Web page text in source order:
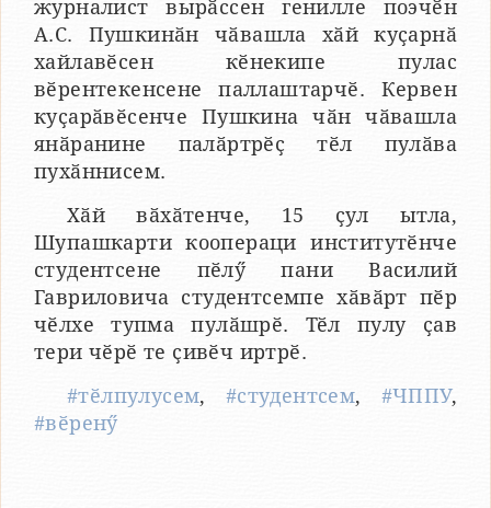
журналист вырӑссен генилле поэчӗн
А.С. Пушкинӑн чӑвашла хӑй куҫарнӑ
хайлавӗсен кӗнекипе пулас
вӗрентекенсене паллаштарчӗ. Кервен
куҫарӑвӗсенче Пушкина чӑн чӑвашла
янӑранине палӑртрӗҫ тӗл пулӑва
пухӑннисем.
Хӑй вӑхӑтенче, 15 ҫул ытла,
Шупашкарти коопераци институтӗнче
студентсене пӗлӳ пани Василий
Гавриловича студентсемпе хӑвӑрт пӗр
чӗлхе тупма пулӑшрӗ. Тӗл пулу ҫав
тери чӗрӗ те ҫивӗч иртрӗ.
#тӗлпулусем, #студентсем, #ЧППУ,
#вӗренӳ